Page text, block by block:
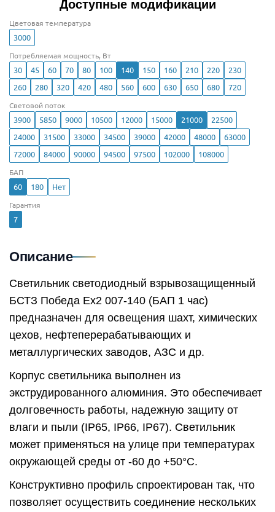
Доступные модификации
Цветовая температура
3000
Потребляемая мощность, Вт
30 45 60 70 80 100 140 150 160 210 220
230
260
280 320 420 480 560 600 630 650 680 720
Световой поток
3900 5850 9000 10500 12000 15000 21000
22500
24000
31500 33000 34500 39000 42000 48000
63000
72000
84000 90000 94500 97500 102000 108000
БАП
60 180 Нет
Гарантия
7
Описание
Светильник светодиодный взрывозащищенный
БСТЗ Победа Ex2 007-140 (БАП 1 час)
предназначен для освещения шахт, химических
цехов, нефтеперерабатывающих и
металлургических заводов, АЗС и др.
Корпус светильника выполнен из
экструдированного алюминия. Это обеспечивает
долговечность работы, надежную защиту от
влаги и пыли (IP65, IP66, IP67). Светильник
может применяться на улице при температурах
окружающей среды от -60 до +50°C.
Конструктивно профиль спроектирован так, что
позволяет осуществить соединение нескольких